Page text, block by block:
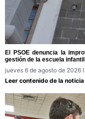
El PSOE denuncia la
gestión de la escuela
jueves 6 de agosto de 2026
Leer contenido de la noticia